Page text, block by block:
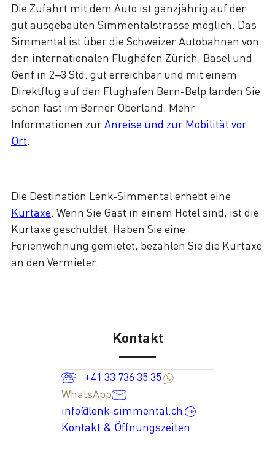
Die Zufahrt mit dem Auto ist ganzjährig auf der
gut ausgebauten Simmentalstrasse möglich. Das
Simmental ist über die Schweizer Autobahnen von
den internationalen Flughäfen Zürich, Basel und
Genf in 2–3 Std. gut erreichbar und mit einem
Direktflug auf den Flughafen Bern-Belp landen Sie
schon fast im Berner Oberland. Mehr
Informationen zurAnreise und zur Mobilität vor
Ort.
Die Destination Lenk-Simmental erhebt eine
Kurtaxe. Wenn Sie Gast in einem Hotel sind, ist die
Kurtaxe geschuldet. Haben Sie eine
Ferienwohnung gemietet, bezahlen Sie die Kurtaxe
an den Vermieter.
Kontakt
+41 33 736 35 35
WhatsApp
info@lenk-simmental.ch
Kontakt & Öffnungszeiten